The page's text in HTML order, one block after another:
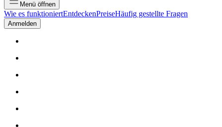
Menü öffnen
Wie es funktioniertEntdeckenPreiseHäufig gestellte Fragen
Anmelden